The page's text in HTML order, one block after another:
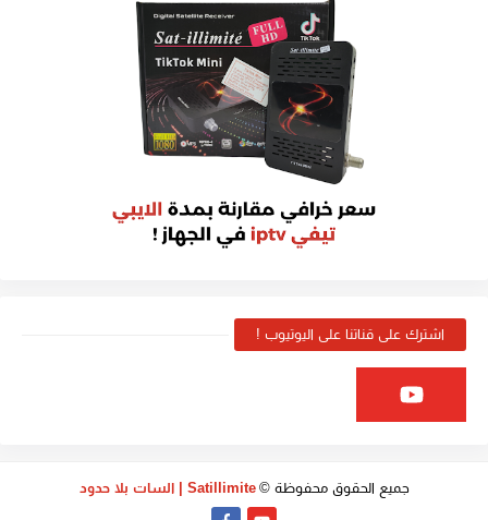
اشترك على قناتنا على اليوتيوب !
جميع الحقوق محفوظة © Satillimite | السات بلا حدود